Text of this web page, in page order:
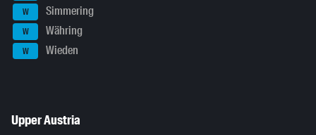
W Simmering
W Währing
W Wieden
Upper Austria